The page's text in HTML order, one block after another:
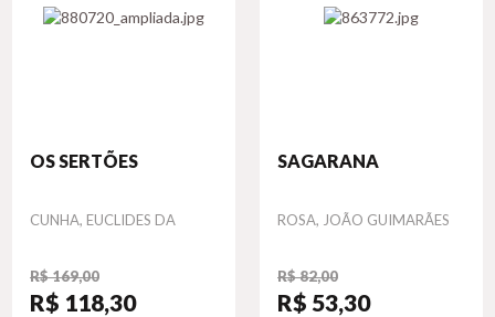
OS SERTÕES
Autor
CUNHA, EUCLIDES DA
R$ 169,00
R$ 118,30
SAGARANA
Autor
ROSA, JOÃO GUIMARÃES
R$ 82,00
R$ 53,30